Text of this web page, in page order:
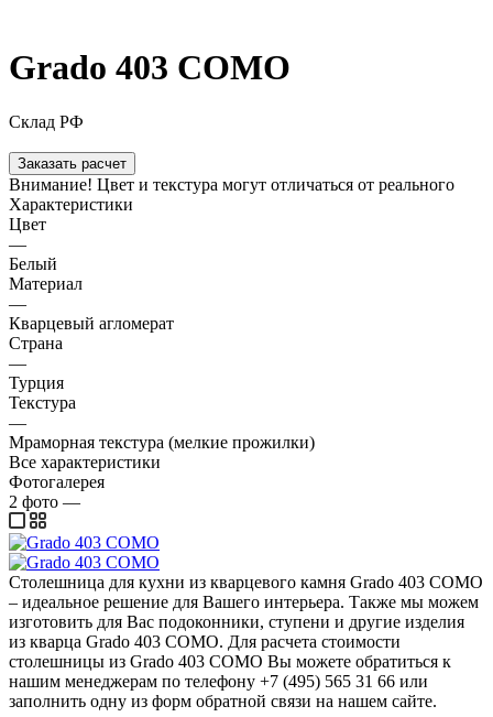
Grado 403 COMO
Склад РФ
Заказать расчет
Внимание! Цвет и текстура могут отличаться от реального
Характеристики
Цвет
—
Белый
Материал
—
Кварцевый агломерат
Страна
—
Турция
Текстура
—
Мраморная текстура (мелкие прожилки)
Все характеристики
Фотогалерея
2 фото —
Столешница для кухни из кварцевого камня Grado 403 COMO
– идеальное решение для Вашего интерьера. Также мы можем
изготовить для Вас подоконники, ступени и другие изделия
из кварца Grado 403 COMO. Для расчета стоимости
столешницы из Grado 403 COMO Вы можете обратиться к
нашим менеджерам по телефону +7 (495) 565 31 66 или
заполнить одну из форм обратной связи на нашем сайте.